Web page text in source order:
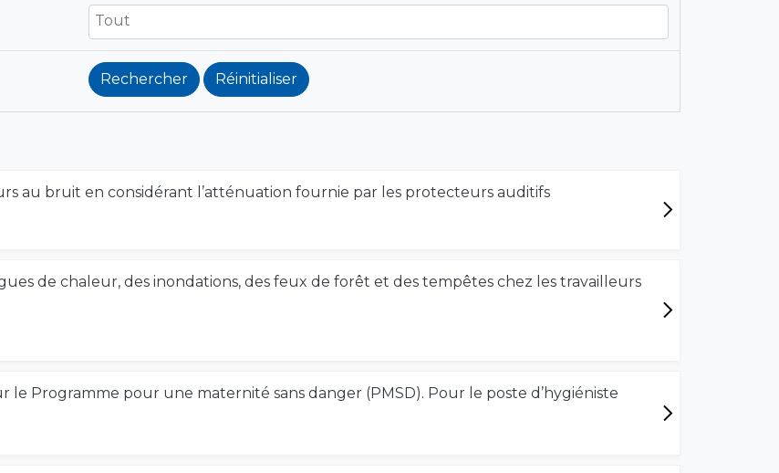
au bruit en considérant l’atténuation fournie par les protecteurs auditifs
de chaleur, des inondations, des feux de forêt et des tempêtes chez les travailleurs
le Programme pour une maternité sans danger (PMSD). Pour le poste d’hygiéniste